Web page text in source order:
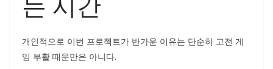
개인적으로 이번 프로젝트가 반가운 이유는 단순히 고전 게
임 부활 때문만은 아니다.